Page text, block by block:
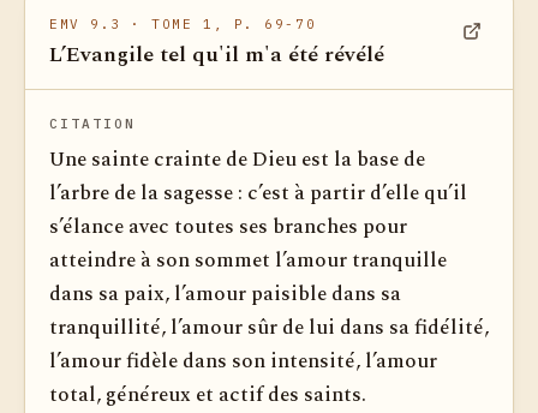
EMV 9.3 · TOME 1, P. 69-70
L’Evangile tel qu'il m'a été révélé
CITATION
Une sainte crainte de Dieu est la base de
l’arbre de la sagesse : c’est à partir d’elle qu’il
s’élance avec toutes ses branches pour
atteindre à son sommet l’amour tranquille
dans sa paix, l’amour paisible dans sa
tranquillité, l’amour sûr de lui dans sa fidélité,
l’amour fidèle dans son intensité, l’amour
total, généreux et actif des saints.